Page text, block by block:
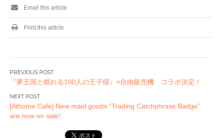
Email this article
Print this article
投
稿
ナ
ビ
『夢王国と眠れる100人の王子様』×自由販売機 コラボ決定！
[Athome Cafe] New maid goods “Trading Catchphrase Badge”
are now on sale!